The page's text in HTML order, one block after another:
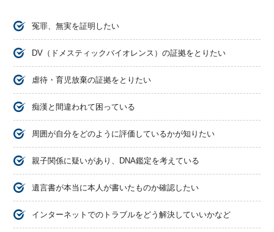
冤罪、無実を証明したい
DV（ドメスティックバイオレンス）の証拠をとりたい
虐待・育児放棄の証拠をとりたい
痴漢と間違われて困っている
周囲が自分をどのように評価しているかが知りたい
親子関係に疑いがあり、DNA鑑定を考えている
遺言書が本当に本人が書いたものか確認したい
インターネットでのトラブルをどう解決していいかなど